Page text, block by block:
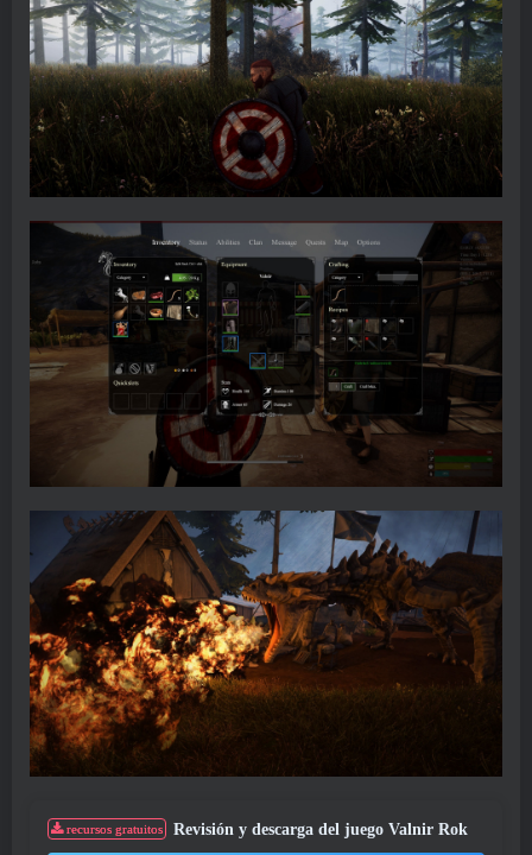
recursos gratuitos Revisión y descarga del juego Valnir Rok